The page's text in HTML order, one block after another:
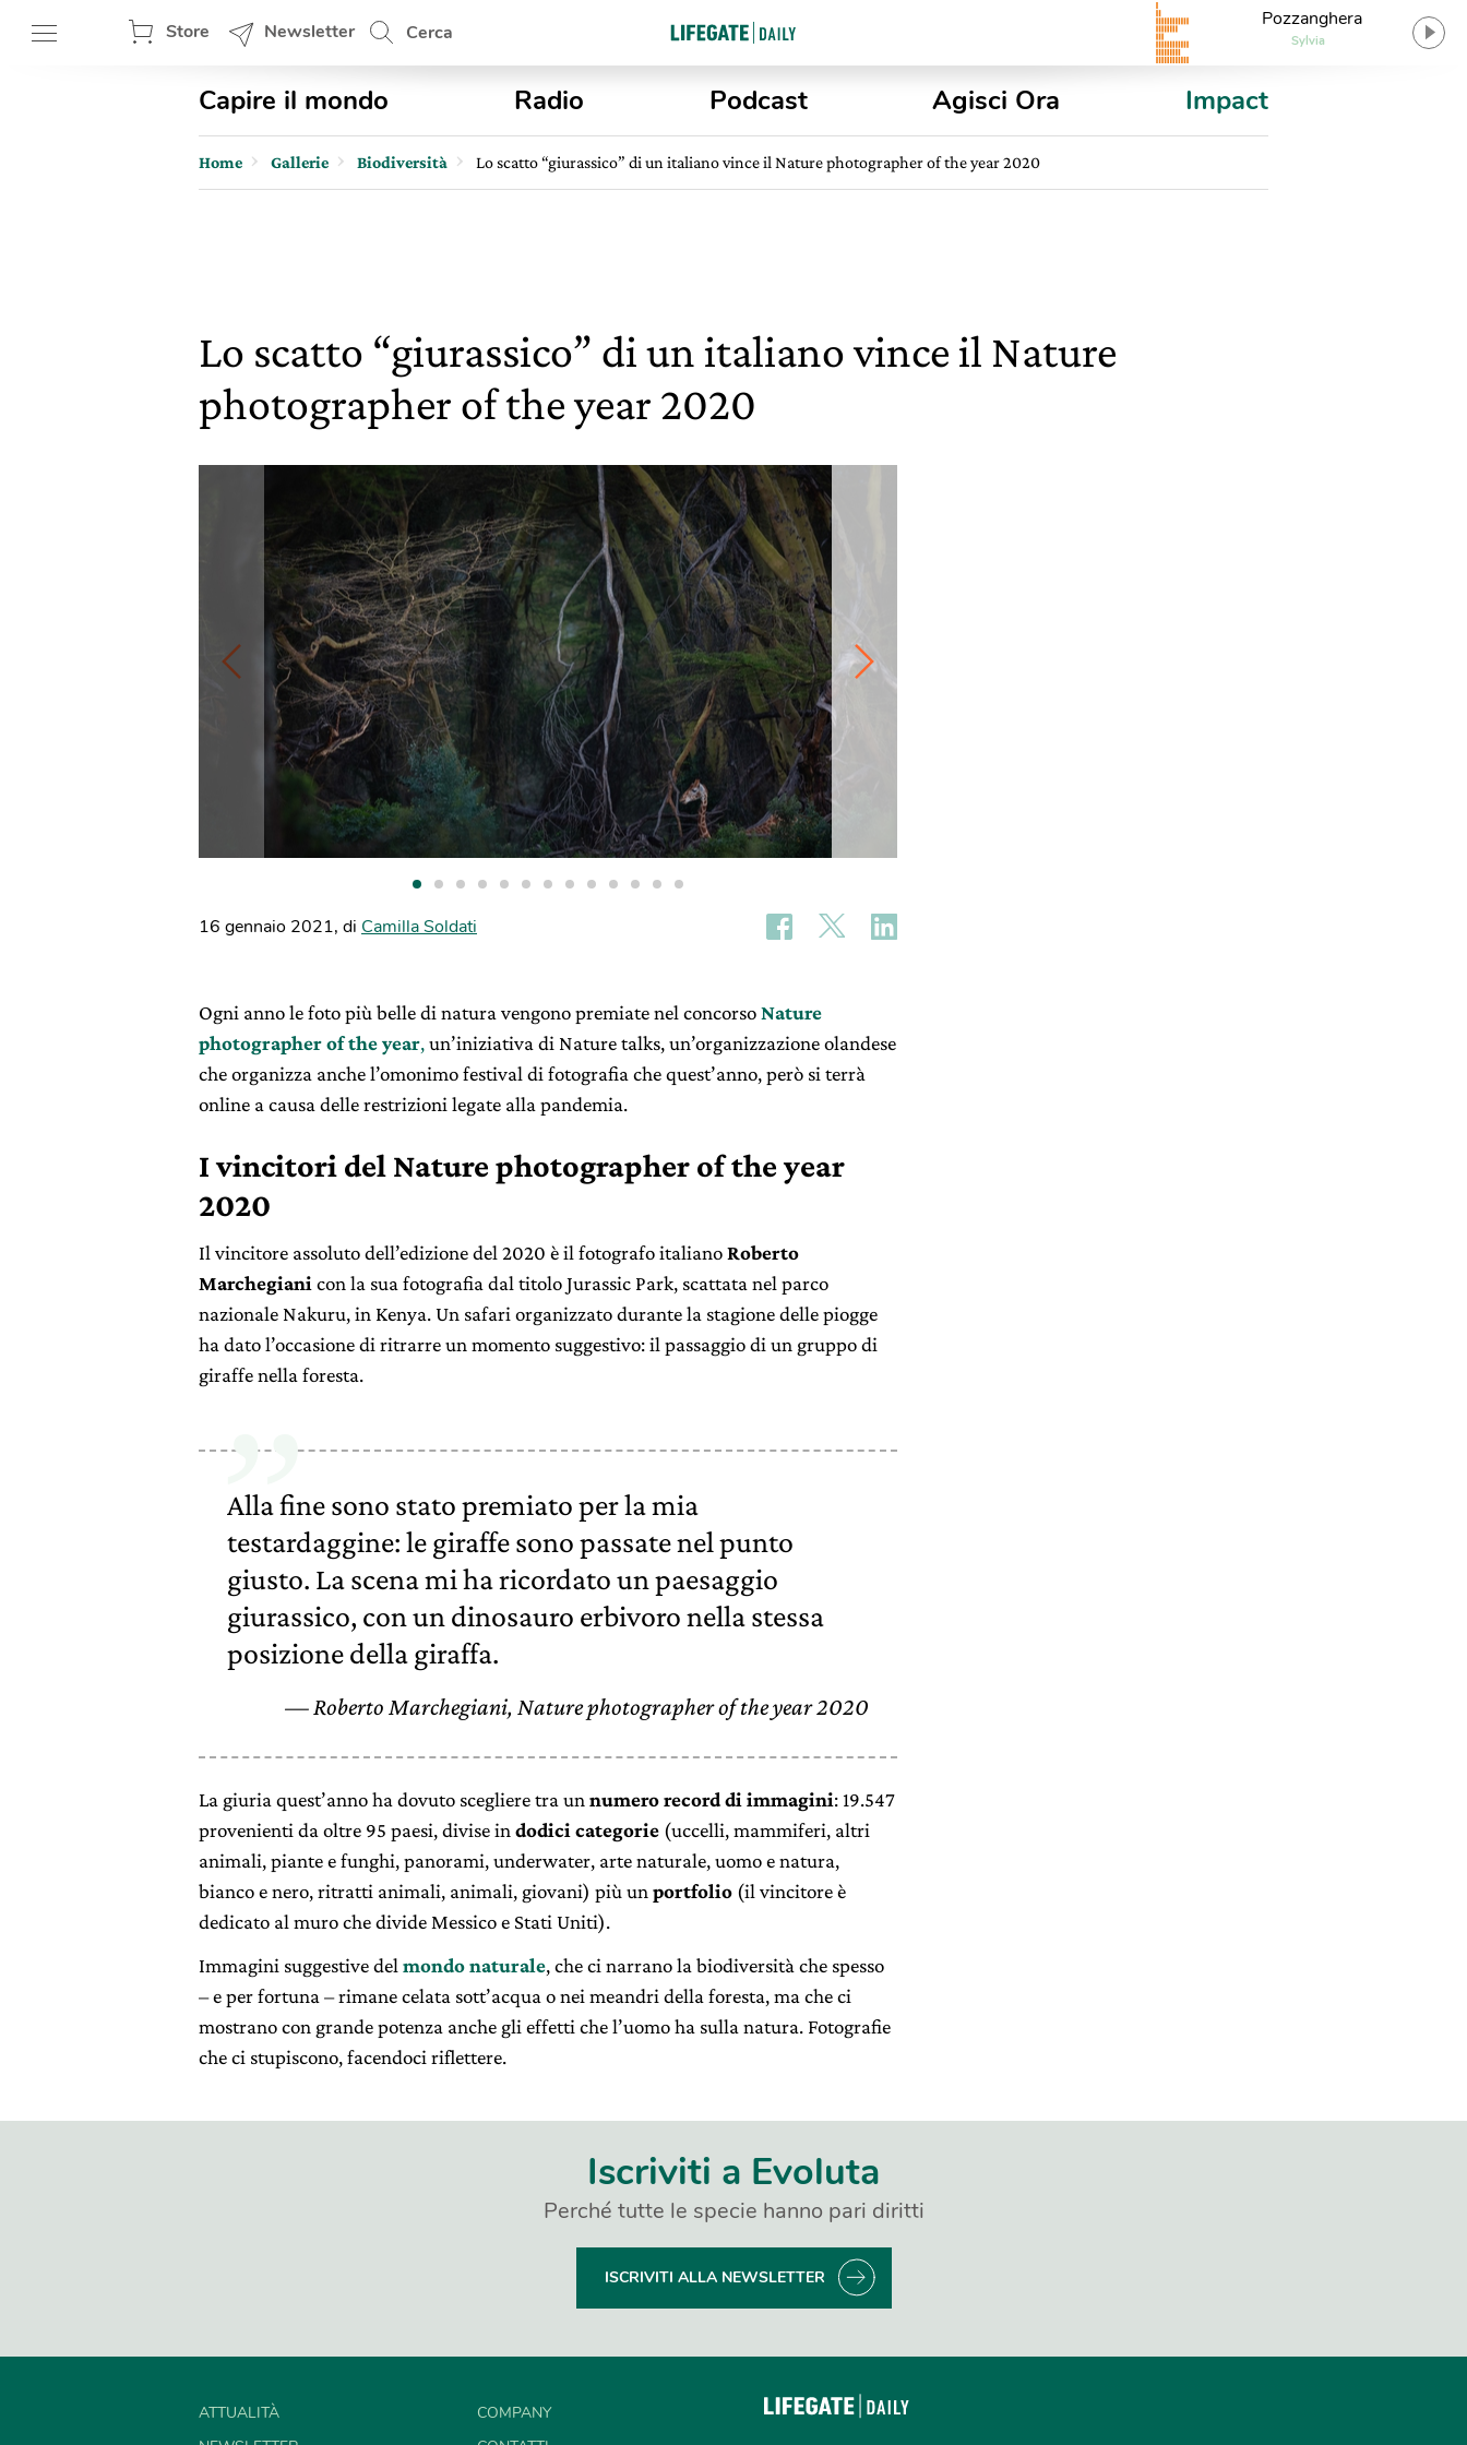
Store Newsletter Cerca
Pozzanghera
Sylvia
Capire il mondo Radio Podcast Agisci Ora Impact
Home Gallerie Biodiversità Lo scatto “giurassico” di un italiano vince il Nature photographer of the year 2020
Lo scatto “giurassico” di un italiano vince il Nature
photographer of the year 2020
16 gennaio 2021, di Camilla Soldati
Ogni anno le foto più belle di natura vengono premiate nel concorsoNature
photographer of the year,un’iniziativa di Nature talks, un’organizzazione olandese
che organizza anche l’omonimo festival di fotografia che quest’anno, però si terrà
online a causa delle restrizioni legate alla pandemia.
I vincitori del Nature photographer of the year
2020
Il vincitore assoluto dell’edizione del 2020 è il fotografo italianoRoberto
Marchegiani con la sua fotografia dal titolo Jurassic Park, scattata nel parco
nazionale Nakuru, in Kenya. Un safari organizzato durante la stagione delle piogge
ha dato l’occasione di ritrarre un momento suggestivo: il passaggio di un gruppo di
giraffe nella foresta.
Alla fine sono stato premiato per la mia
testardaggine: le giraffe sono passate nel punto
giusto. La scena mi ha ricordato un paesaggio
giurassico, con un dinosauro erbivoro nella stessa
posizione della giraffa.
Roberto Marchegiani, Nature photographer of the year 2020
La giuria quest’anno ha dovuto scegliere tra un numero record di immagini: 19.547
provenienti da oltre 95 paesi, divise in dodici categorie (uccelli, mammiferi, altri
animali, piante e funghi, panorami, underwater, arte naturale, uomo e natura,
bianco e nero, ritratti animali, animali, giovani) più un portfolio (il vincitore è
dedicato al muro che divide Messico e Stati Uniti).
Immagini suggestive del mondo naturale, che ci narrano la biodiversità che spesso
– e per fortuna – rimane celata sott’acqua o nei meandri della foresta, ma che ci
mostrano con grande potenza anche gli effetti che l’uomo ha sulla natura. Fotografie
che ci stupiscono, facendoci riflettere.
Iscriviti a Evoluta
Perché tutte le specie hanno pari diritti
ISCRIVITI ALLA NEWSLETTER
ATTUALITÀ
COMPANY